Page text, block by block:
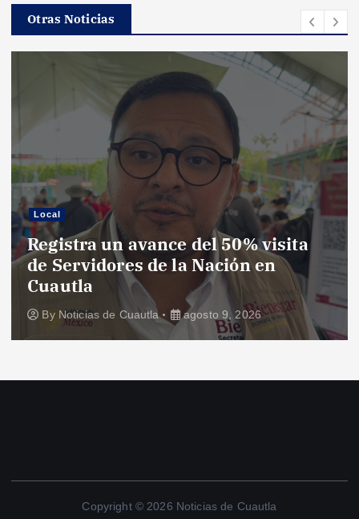
Otras Noticias
Local
Registra un avance del 50% visita
de Servidores de la Nación en
Cuautla
By Noticias de Cuautla agosto 9, 2026
Copyright © 2026 Noticias de Cuautla